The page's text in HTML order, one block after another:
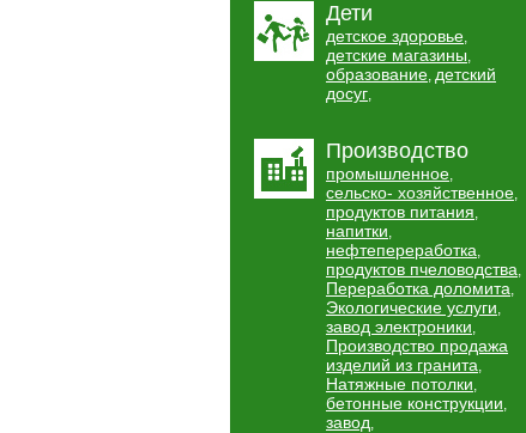
Дети
детское здоровье,
детские магазины,
образование, детский
досуг,
Производство
промышленное,
сельско- хозяйственное,
продуктов питания,
напитки,
нефтепереработка,
продуктов пчеловодства,
Переработка доломита,
Экологические услуги,
завод электроники,
Производство продажа
изделий из гранита,
Натяжные потолки,
бетонные конструкции,
завод,